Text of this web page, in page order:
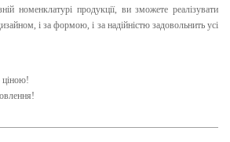
номенклатурі продукції, ви зможете реалізувати
і за формою, і за надійністю задовольнить усі
ціною!